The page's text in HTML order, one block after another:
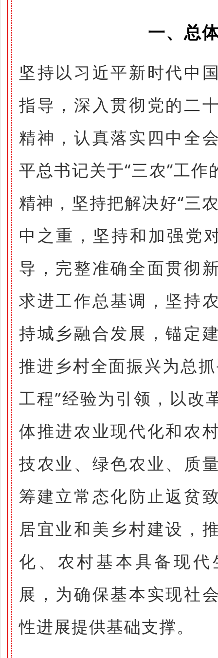
一、总
坚持以习近平新时代中
指导，深入贯彻党的二
精神，认真落实四中全
平总书记关于“三农”工
精神，坚持把解决好“三
中之重，坚持和加强党
导，完整准确全面贯彻
求进工作总基调，坚持
持城乡融合发展，锚定
推进乡村全面振兴为总
工程”经验为引领，以改
体推进农业现代化和农
技农业、绿色农业、质
筹建立常态化防止返贫
居宜业和美乡村建设，
化、农村基本具备现
展，为确保基本实现社
性进展提供基础支撑。